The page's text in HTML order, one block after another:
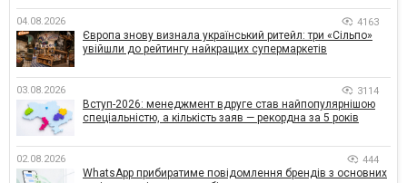
04.08.2026 4163
Європа знову визнала український ритейл: три «Сільпо»
увійшли до рейтингу найкращих супермаркетів
03.08.2026 3114
Вступ-2026: менеджмент вдруге став найпопулярнішою
спеціальністю, а кількість заяв — рекордна за 5 років
02.08.2026 444
WhatsApp прибиратиме повідомлення брендів з основних